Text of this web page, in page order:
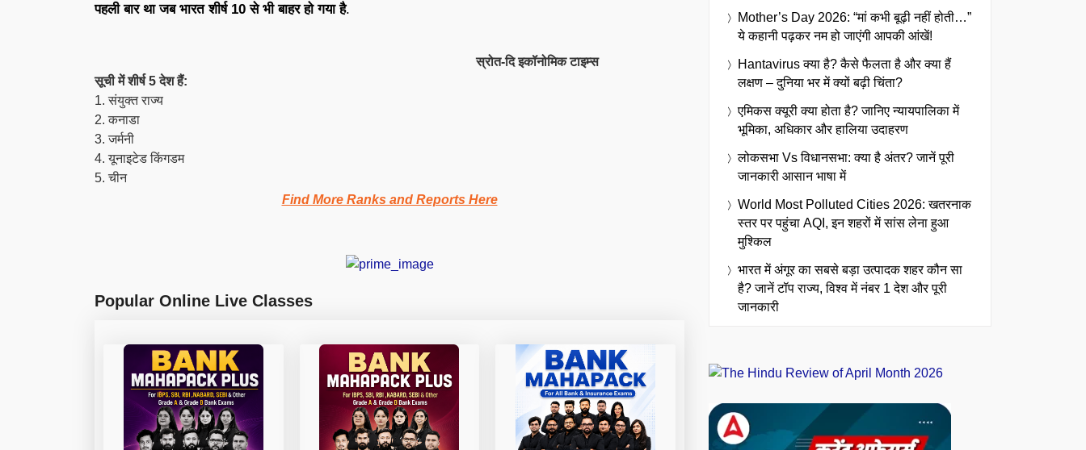
पहली बार था जब भारत शीर्ष 10 से भी बाहर हो गया है.
स्रोत-दि इकॉनोमिकटाइम्स
सूची में शीर्ष 5 देश हैं:
1. संयुक्त राज्य
2. कनाडा
3. जर्मनी
4. यूनाइटेड किंगडम
5. चीन
Find More Ranks and Reports Here
Popular Online Live Classes
Mother’s Day 2026: “मां कभी बूढ़ी नहीं होती…”
ये कहानी पढ़कर नम हो जाएंगी आपकी आंखें!
Hantavirus क्या है? कैसे फैलता है और क्या हैं
लक्षण – दुनिया भर में क्यों बढ़ी चिंता?
एमिकस क्यूरी क्या होता है? जानिए न्यायपालिका में
भूमिका, अधिकार और हालिया उदाहरण
लोकसभा Vs विधानसभा: क्या है अंतर? जानें पूरी
जानकारी आसान भाषा में
World Most Polluted Cities 2026: खतरनाक
स्तर पर पहुंचा AQI, इन शहरों में सांस लेना हुआ
मुश्किल
भारत में अंगूर का सबसे बड़ा उत्पादक शहर कौन सा
है? जानें टॉप राज्य, विश्व में नंबर 1 देश और पूरी
जानकारी